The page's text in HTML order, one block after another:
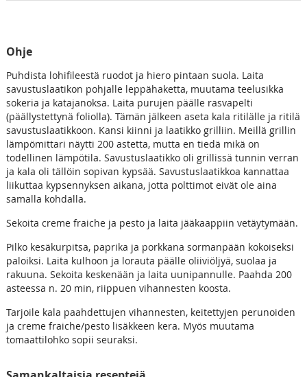
Ohje
Puhdista lohifileestä ruodot ja hiero pintaan suola. Laita
savustuslaatikon pohjalle leppähaketta, muutama teelusikka
sokeria ja katajanoksa. Laita purujen päälle rasvapelti
(päällystettynä foliolla). Tämän jälkeen aseta kala ritilälle ja ritilä
savustuslaatikkoon. Kansi kiinni ja laatikko grilliin. Meillä grillin
lämpömittari näytti 200 astetta, mutta en tiedä mikä on
todellinen lämpötila. Savustuslaatikko oli grillissä tunnin verran
ja kala oli tällöin sopivan kypsää. Savustuslaatikkoa kannattaa
liikuttaa kypsennyksen aikana, jotta polttimot eivät ole aina
samalla kohdalla.
Sekoita creme fraiche ja pesto ja laita jääkaappiin vetäytymään.
Pilko kesäkurpitsa, paprika ja porkkana sormanpään kokoiseksi
paloiksi. Laita kulhoon ja lorauta päälle oliiviöljyä, suolaa ja
rakuuna. Sekoita keskenään ja laita uunipannulle. Paahda 200
asteessa n. 20 min, riippuen vihannesten koosta.
Tarjoile kala paahdettujen vihannesten, keitettyjen perunoiden
ja creme fraiche/pesto lisäkkeen kera. Myös muutama
tomaattilohko sopii seuraksi.